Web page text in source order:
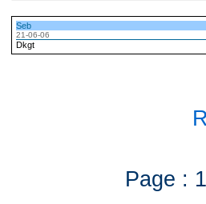
Seb
21-06-06
Dkgt
Page :